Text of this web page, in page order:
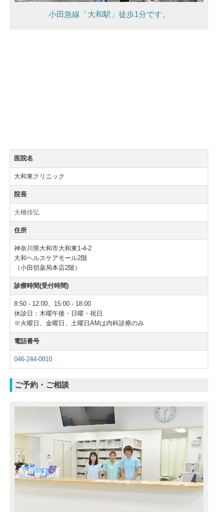
小田急線「大和駅」徒歩1分です。
医院名
大和東クリニック
院長
大橋佳弘
住所
神奈川県大和市大和東1-4-2
大和ヘルスケアモール2階
（小田切薬局本店2階）
診療時間(受付時間)
8:50 - 12:00、 15:00 - 18:00
休診日：木曜午後・日曜・祝日
※火曜日、金曜日、土曜日AMは内科診療のみ
電話番号
046-244-0810
ご予約・ご相談